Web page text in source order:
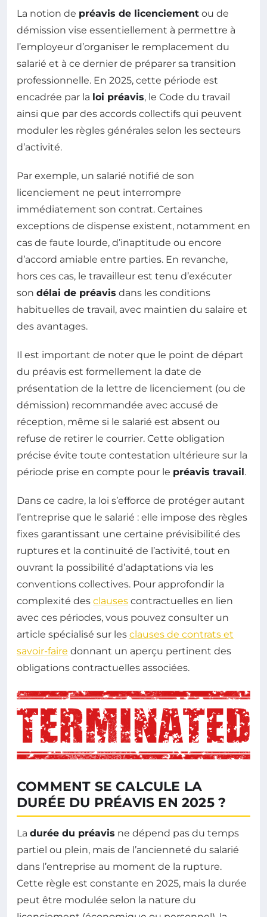
La notion de préavis de licenciement ou de
démission vise essentiellement à permettre à
l’employeur d’organiser le remplacement du
salarié et à ce dernier de préparer sa transition
professionnelle. En 2025, cette période est
encadrée par la loi préavis, le Code du travail
ainsi que par des accords collectifs qui peuvent
moduler les règles générales selon les secteurs
d’activité.
Par exemple, un salarié notifié de son
licenciement ne peut interrompre
immédiatement son contrat. Certaines
exceptions de dispense existent, notamment en
cas de faute lourde, d’inaptitude ou encore
d’accord amiable entre parties. En revanche,
hors ces cas, le travailleur est tenu d’exécuter
son délai de préavis dans les conditions
habituelles de travail, avec maintien du salaire et
des avantages.
Il est important de noter que le point de départ
du préavis est formellement la date de
présentation de la lettre de licenciement (ou de
démission) recommandée avec accusé de
réception, même si le salarié est absent ou
refuse de retirer le courrier. Cette obligation
précise évite toute contestation ultérieure sur la
période prise en compte pour le préavis travail.
Dans ce cadre, la loi s’efforce de protéger autant
l’entreprise que le salarié : elle impose des règles
fixes garantissant une certaine prévisibilité des
ruptures et la continuité de l’activité, tout en
ouvrant la possibilité d’adaptations via les
conventions collectives. Pour approfondir la
complexité des clauses contractuelles en lien
avec ces périodes, vous pouvez consulter un
article spécialisé sur les clauses de contrats et
savoir-faire donnant un aperçu pertinent des
obligations contractuelles associées.
COMMENT SE CALCULE LA
DURÉE DU PRÉAVIS EN 2025 ?
La durée du préavis ne dépend pas du temps
partiel ou plein, mais de l’ancienneté du salarié
dans l’entreprise au moment de la rupture.
Cette règle est constante en 2025, mais la durée
peut être modulée selon la nature du